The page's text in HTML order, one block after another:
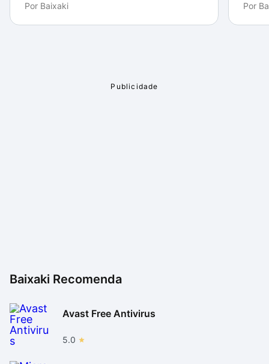
Por Baixaki Por
Baixaki Recomenda
Avast Free Antivirus
5.0